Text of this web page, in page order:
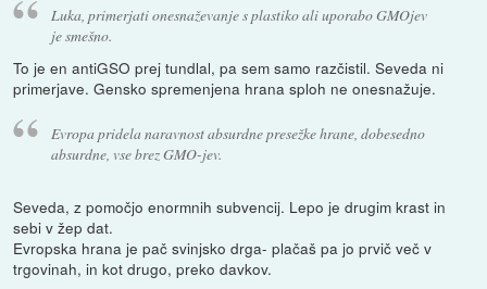
Luka, primerjati onesnaževanje s plastiko ali uporabo GMOjev
je smešno.
To je en antiGSO prej tundlal, pa sem samo razčistil. Seveda ni
primerjave. Gensko spremenjena hrana sploh ne onesnažuje.
Evropa pridela naravnost absurdne presežke hrane, dobesedno
absurdne, vse brez GMO-jev.
Seveda, z pomočjo enormnih subvencij. Lepo je drugim krast in
sebi v žep dat.
Evropska hrana je pač svinjsko drga- plačaš pa jo prvič več v
trgovinah, in kot drugo, preko davkov.